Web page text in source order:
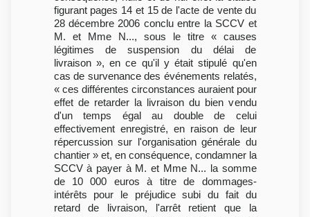
figurant pages 14 et 15 de l'acte de vente du
28 décembre 2006 conclu entre la SCCV et
M. et Mme N..., sous le titre « causes
légitimes de suspension du délai de
livraison », en ce qu'il y était stipulé qu'en
cas de survenance des événements relatés,
« ces différentes circonstances auraient pour
effet de retarder la livraison du bien vendu
d'un temps égal au double de celui
effectivement enregistré, en raison de leur
répercussion sur l'organisation générale du
chantier » et, en conséquence, condamner la
SCCV à payer à M. et Mme N... la somme
de 10 000 euros à titre de dommages-
intérêts pour le préjudice subi du fait du
retard de livraison, l'arrêt retient que la